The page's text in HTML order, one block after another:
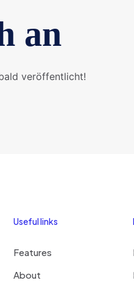
an
veröffentlicht!
Useful links
Features
About